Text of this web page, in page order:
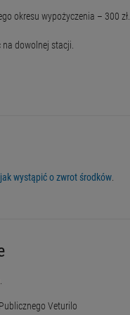
okresu wypożyczenia – 300 zł.
na dowolnej stacji.
jak wystąpić o zwrot środków.
.
Veturilo